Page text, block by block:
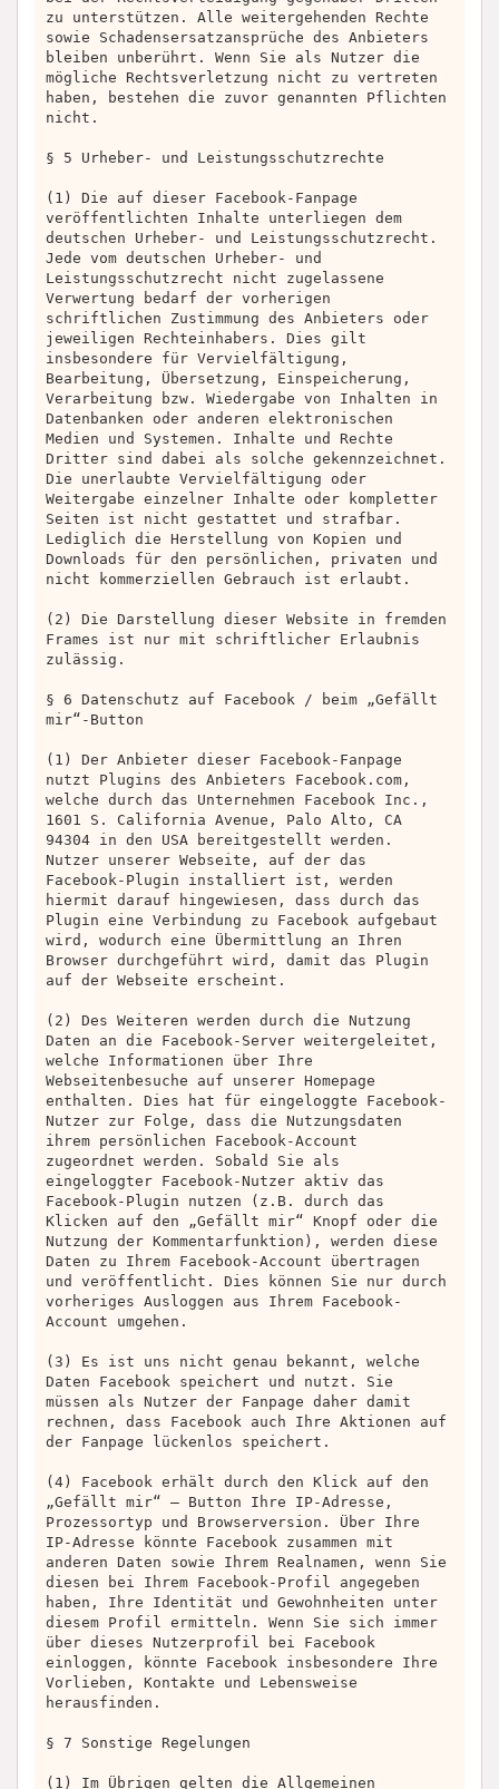
zu unterstützen. Alle weitergehenden Rechte
sowie Schadensersatzansprüche des Anbieters
bleiben unberührt. Wenn Sie als Nutzer die
mögliche Rechtsverletzung nicht zu vertreten
haben, bestehen die zuvor genannten Pflichten
nicht.
§ 5 Urheber- und Leistungsschutzrechte
(1) Die auf dieser Facebook-Fanpage
veröffentlichten Inhalte unterliegen dem
deutschen Urheber- und Leistungsschutzrecht.
Jede vom deutschen Urheber- und
Leistungsschutzrecht nicht zugelassene
Verwertung bedarf der vorherigen
schriftlichen Zustimmung des Anbieters oder
jeweiligen Rechteinhabers. Dies gilt
insbesondere für Vervielfältigung,
Bearbeitung, Übersetzung, Einspeicherung,
Verarbeitung bzw. Wiedergabe von Inhalten in
Datenbanken oder anderen elektronischen
Medien und Systemen. Inhalte und Rechte
Dritter sind dabei als solche gekennzeichnet.
Die unerlaubte Vervielfältigung oder
Weitergabe einzelner Inhalte oder kompletter
Seiten ist nicht gestattet und strafbar.
Lediglich die Herstellung von Kopien und
Downloads für den persönlichen, privaten und
nicht kommerziellen Gebrauch ist erlaubt.
(2) Die Darstellung dieser Website in fremden
Frames ist nur mit schriftlicher Erlaubnis
zulässig.
§ 6 Datenschutz auf Facebook / beim „Gefällt
mir“-Button
(1) Der Anbieter dieser Facebook-Fanpage
nutzt Plugins des Anbieters Facebook.com,
welche durch das Unternehmen Facebook Inc.,
1601 S. California Avenue, Palo Alto, CA
94304 in den USA bereitgestellt werden.
Nutzer unserer Webseite, auf der das
Facebook-Plugin installiert ist, werden
hiermit darauf hingewiesen, dass durch das
Plugin eine Verbindung zu Facebook aufgebaut
wird, wodurch eine Übermittlung an Ihren
Browser durchgeführt wird, damit das Plugin
auf der Webseite erscheint.
(2) Des Weiteren werden durch die Nutzung
Daten an die Facebook-Server weitergeleitet,
welche Informationen über Ihre
Webseitenbesuche auf unserer Homepage
enthalten. Dies hat für eingeloggte Facebook-
Nutzer zur Folge, dass die Nutzungsdaten
ihrem persönlichen Facebook-Account
zugeordnet werden. Sobald Sie als
eingeloggter Facebook-Nutzer aktiv das
Facebook-Plugin nutzen (z.B. durch das
Klicken auf den „Gefällt mir“ Knopf oder die
Nutzung der Kommentarfunktion), werden diese
Daten zu Ihrem Facebook-Account übertragen
und veröffentlicht. Dies können Sie nur durch
vorheriges Ausloggen aus Ihrem Facebook-
Account umgehen.
(3) Es ist uns nicht genau bekannt, welche
Daten Facebook speichert und nutzt. Sie
müssen als Nutzer der Fanpage daher damit
rechnen, dass Facebook auch Ihre Aktionen auf
der Fanpage lückenlos speichert.
(4) Facebook erhält durch den Klick auf den
„Gefällt mir“ – Button Ihre IP-Adresse,
Prozessortyp und Browserversion. Über Ihre
IP-Adresse könnte Facebook zusammen mit
anderen Daten sowie Ihrem Realnamen, wenn Sie
diesen bei Ihrem Facebook-Profil angegeben
haben, Ihre Identität und Gewohnheiten unter
diesem Profil ermitteln. Wenn Sie sich immer
über dieses Nutzerprofil bei Facebook
einloggen, könnte Facebook insbesondere Ihre
Vorlieben, Kontakte und Lebensweise
herausfinden.
§ 7 Sonstige Regelungen
(1) Im Übrigen gelten die Allgemeinen